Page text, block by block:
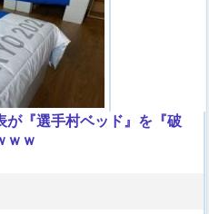
が『選手村ベッド』を『破
ｗｗ